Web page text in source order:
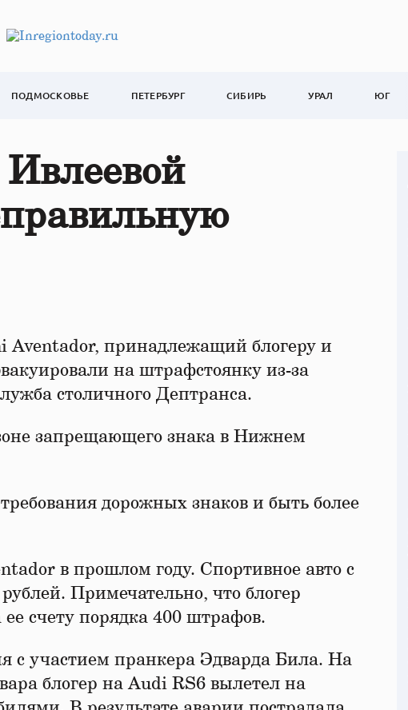
ПОДМОСКОВЬЕ ПЕТЕРБУРГ СИБИРЬ УРАЛ ЮГ
Aventador, принадлежащий блогеру и
на штрафстоянку из-за
столичного Дептранса.
запрещающего знака в Нижнем
дорожных знаков и быть более
в прошлом году. Спортивное авто с
Примечательно, что блогер
счету порядка 400 штрафов.
с участием пранкера Эдварда Била. На
блогер на Audi RS6 вылетел на